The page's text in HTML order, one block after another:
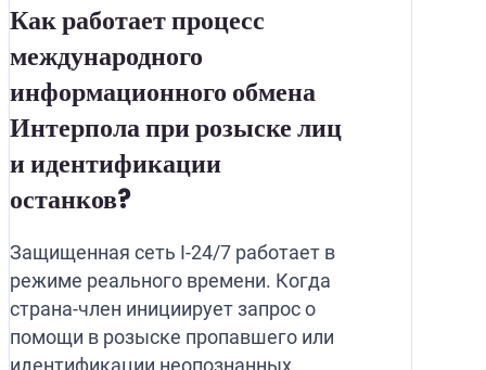
Как работает процесс
международного
информационного обмена
Интерпола при розыске лиц
и идентификации
останков?
Защищенная сеть I-24/7 работает в
режиме реального времени. Когда
страна-член инициирует запрос о
помощи в розыске пропавшего или
идентификации неопознанных